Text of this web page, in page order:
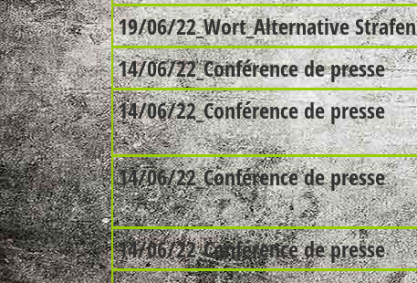
19/06/22_Wort_Alternative Strafen
14/06/22_Conférence de presse
14/06/22_Conférence de presse
14/06/22_Conférence de presse
14/06/22_Conférence de presse